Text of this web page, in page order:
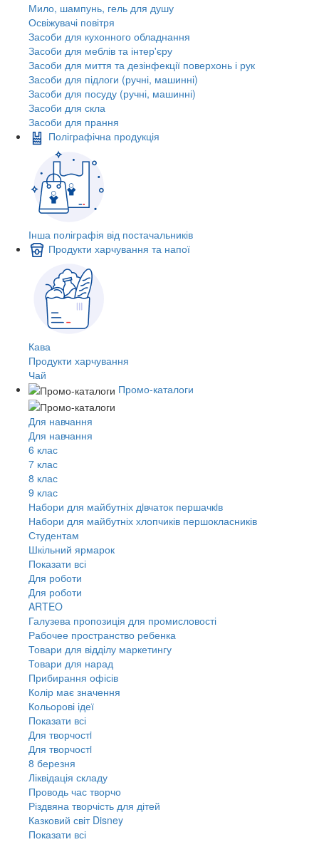
Мило, шампунь, гель для душу
Освіжувачі повітря
Засоби для кухонного обладнання
Засоби для меблів та інтер'єру
Засоби для миття та дезінфекції поверхонь і рук
Засоби для підлоги (ручні, машинні)
Засоби для посуду (ручні, машинні)
Засоби для скла
Засоби для прання
Поліграфічна продукція
Інша поліграфія від постачальників
Продукти харчування та напої
Кава
Продукти харчування
Чай
Промо-каталоги
Для навчання
Для навчання
6 клас
7 клас
8 клас
9 клас
Набори для майбутніх дiвчаток першачкiв
Набори для майбутніх хлопчиків першокласників
Студентам
Шкільний ярмарок
Показати всі
Для роботи
Для роботи
ARTEO
Галузева пропозиція для промисловості
Рабочее пространство ребенка
Товари для відділу маркетингу
Товари для нарад
Прибирання офісів
Колір має значення
Кольорові ідеї
Показати всі
Для творчостi
Для творчостi
8 березня
Ліквідація складу
Проводь час творчо
Різдвяна творчість для дітей
Казковий світ Disney
Показати всі